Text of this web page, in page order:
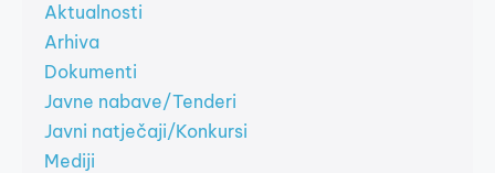
Aktualnosti
Arhiva
Dokumenti
Javne nabave/Tenderi
Javni natječaji/Konkursi
Mediji